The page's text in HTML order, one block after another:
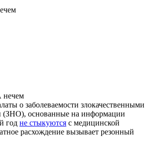
о заболеваемости злокачественными
(ЗНО), основанные на информации
год не стыкуются с медицинской
расхождение вызывает резонный